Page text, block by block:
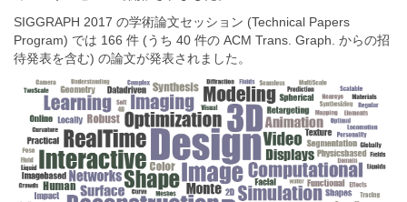
SIGGRAPH 2017 の学術論文セッション (Technical Papers
Program) では 166 件 (うち 40 件の ACM Trans. Graph. からの招
待発表を含む) の論文が発表されました。